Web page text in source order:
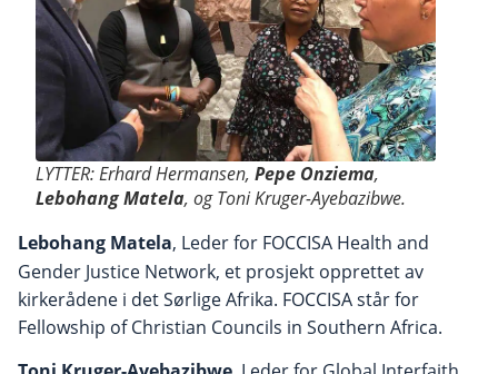
LYTTER: Erhard Hermansen, Pepe Onziema,
Lebohang Matela, og Toni Kruger-Ayebazibwe.
Lebohang Matela, Leder for FOCCISA Health and
Gender Justice Network, et prosjekt opprettet av
kirkerådene i det Sørlige Afrika. FOCCISA står for
Fellowship of Christian Councils in Southern Africa.